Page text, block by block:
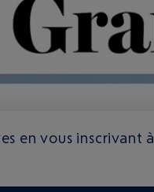
en vous inscrivant à